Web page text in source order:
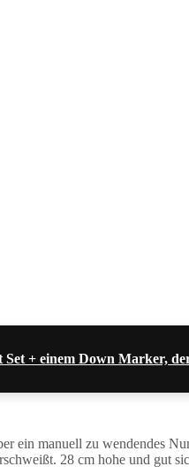
+ einem Down Marker,
ein manuell zu wendendes
28 cm hohe und gut